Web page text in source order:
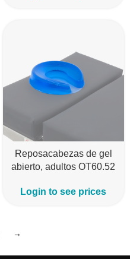
Reposacabezas de gel
abierto, adultos OT60.52
Login to see prices
→